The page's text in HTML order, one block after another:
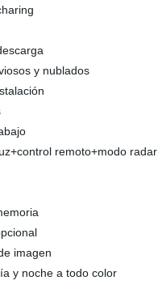
y nublados
remoto+modo radar
imagen
y noche a todo color